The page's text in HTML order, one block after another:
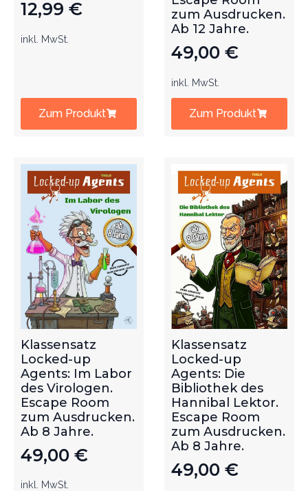
12,99 €
inkl. MwSt.
Zum Produkt
zum Ausdrucken.
Ab 12 Jahre.
49,00 €
inkl. MwSt.
Zum Produkt
Klassensatz
Locked-up
Agents: Im Labor
des Virologen.
Escape Room
zum Ausdrucken.
Ab 8 Jahre.
49,00 €
inkl. MwSt.
Klassensatz
Locked-up
Agents: Die
Bibliothek des
Hannibal Lektor.
Escape Room
zum Ausdrucken.
Ab 8 Jahre.
49,00 €